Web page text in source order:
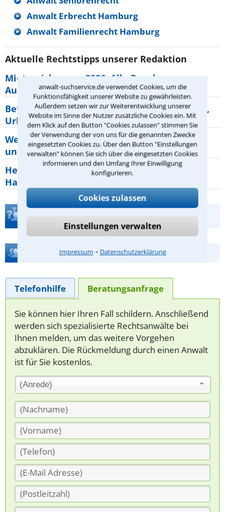
anwalt-suchservice.de verwendet Cookies, um die
Funktionsfähigkeit unserer Website zu gewährleisten.
Außerdem setzen wir zur Weiterentwicklung unserer
Website im Sinne der Nutzer zusätzliche Cookies ein. Mit
dem Klick auf den Button "Cookies zulassen" stimmen Sie
der Verwendung der von uns für die genannten Zwecke
eingesetzten Cookies zu. Über den Button "Einstellungen
verwalten" können Sie sich über die eingesetzten Cookies
informieren und den Umfang Ihrer Einwilligung
konfigurieren.
Cookies zulassen
Einstellungen verwalten
Impressum ⁃ Datenschutzerklärung
Anwalt Erbrecht Hamburg
Anwalt Familienrecht Hamburg
Aktuelle Rechtstipps unserer Redaktion
Mietpreisbremse 2026: Alle Regeln,
Ausnahmen und Rechte für Mieter
Betriebsausflug: 11 Antworten zu Teilnahme,
Urlaub, Arbeitszeit
Welche Rechte hat der Käufer eines Pferdes
und wie macht man sie
Heizungsaustausch abgesagt: Was müssen
Hauseigentümer jetzt zum Thema
Teste Dein Rechtswissen
Hilfe bei Ihrer Anwaltsuche?
Telefonhilfe Beratungsanfrage
Sie können hier Ihren Fall schildern. Anschließend
werden sich spezialisierte Rechtsanwälte bei
Ihnen melden, um das weitere Vorgehen
abzuklären. Die Rückmeldung durch einen Anwalt
ist für Sie kostenlos.
(Anrede)